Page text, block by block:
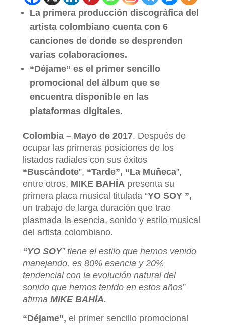
La primera producción discográfica del
artista colombiano cuenta con 6
canciones de donde se desprenden
varias colaboraciones.
“Déjame” es el primer sencillo
promocional del álbum que se
encuentra disponible en las
plataformas digitales.
Colombia – Mayo de 2017. Después de
ocupar las primeras posiciones de los
listados radiales con sus éxitos
“Buscándote”, “Tarde”, “La Muñeca”,
entre otros, MIKE BAHÍApresenta su
primera placa musical titulada “YO SOY ”,
un trabajo de larga duración que trae
plasmada la esencia, sonido y estilo musical
del artista colombiano.
“YO SOY” tiene el estilo que hemos venido
manejando, es 80% esencia y 20%
tendencial con la evolución natural del
sonido que hemos tenido en estos años”
afirma MIKE BAHÍA.
“Déjame”, el primer sencillo promocional